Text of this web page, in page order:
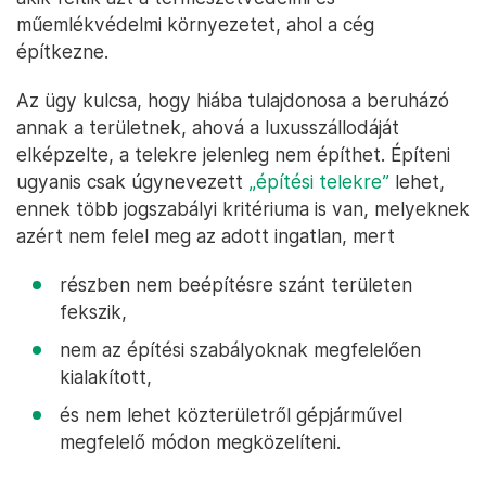
műemlékvédelmi környezetet, ahol a cég
építkezne.
Az ügy kulcsa, hogy hiába tulajdonosa a beruházó
annak a területnek, ahová a luxusszállodáját
elképzelte, a telekre jelenleg nem építhet. Építeni
ugyanis csak úgynevezett „építési telekre” lehet,
ennek több jogszabályi kritériuma is van, melyeknek
azért nem felel meg az adott ingatlan, mert
részben nem beépítésre szánt területen
fekszik,
nem az építési szabályoknak megfelelően
kialakított,
és nem lehet közterületről gépjárművel
megfelelő módon megközelíteni.